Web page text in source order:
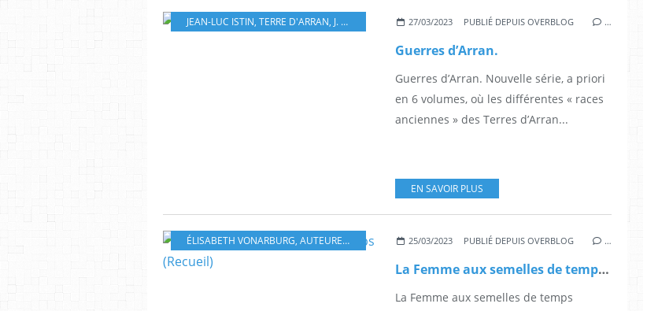
JEAN-LUC ISTIN, TERRE D'ARRAN, J. NANJAN ACTION,COMICS FANTASY,FANTASTIQUE, HEROIC FANTASY
27/03/2023 PUBLIÉ DEPUIS OVERBLOG …
Guerres d’Arran.
Guerres d’Arran. Nouvelle série, a priori
en 6 volumes, où les différentes « races
anciennes » des Terres d’Arran...
EN SAVOIR PLUS
ÉLISABETH VONARBURG, AUTEURE,CANADA SCIENCE FICTION,SF,NOUVELLES,ROMANS ANTHOLOGIE
25/03/2023 PUBLIÉ DEPUIS OVERBLOG …
La Femme aux semelles de temps (Recueil)
La Femme aux semelles de temps